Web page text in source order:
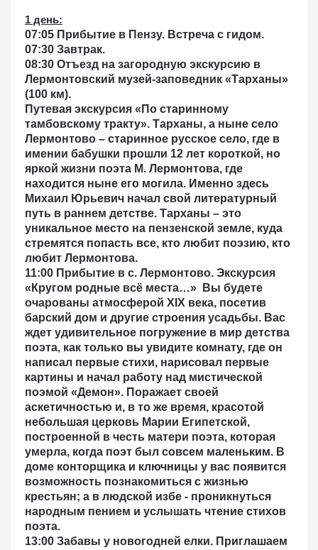
1 день:
07:05 Прибытие в Пензу. Встреча с гидом.
07:30 Завтрак.
08:30 Отъезд на загородную экскурсию в
Лермонтовский музей-заповедник «Тарханы»
(100 км).
Путевая экскурсия «По старинному
тамбовскому тракту». Тарханы, а ныне село
Лермонтово – старинное русское село, где в
имении бабушки прошли 12 лет короткой, но
яркой жизни поэта М. Лермонтова, где
находится ныне его могила. Именно здесь
Михаил Юрьевич начал свой литературный
путь в раннем детстве. Тарханы – это
уникальное место на пензенской земле, куда
стремятся попасть все, кто любит поэзию, кто
любит Лермонтова.
11:00 Прибытие в с. Лермонтово. Экскурсия
«Кругом родные всё места…»
Вы будете
очарованы атмосферой XIX века, посетив
барский дом и другие строения усадьбы. Вас
ждет удивительное погружение в мир детства
поэта, как только вы увидите комнату, где он
написал первые стихи, нарисовал первые
картины и начал работу над мистической
поэмой «Демон». Поражает своей
аскетичностью и, в то же время, красотой
небольшая церковь Марии Египетской,
построенной в честь матери поэта, которая
умерла, когда поэт был совсем маленьким. В
доме конторщика и ключницы у вас появится
возможность познакомиться с жизнью
крестьян; а в людской избе - проникнуться
народным пением и услышать чтение стихов
поэта.
13:00 Забавы у новогодней елки. Приглашаем